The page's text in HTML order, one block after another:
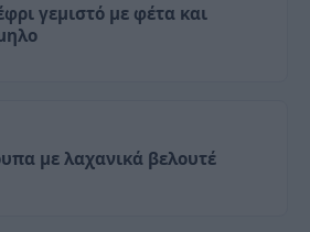
γεμιστό με φέτα και
με λαχανικά βελουτέ